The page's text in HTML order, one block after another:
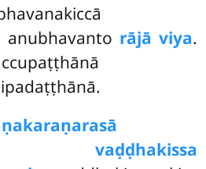
anubhavanto rājā viya.
vaḍḍhakissa